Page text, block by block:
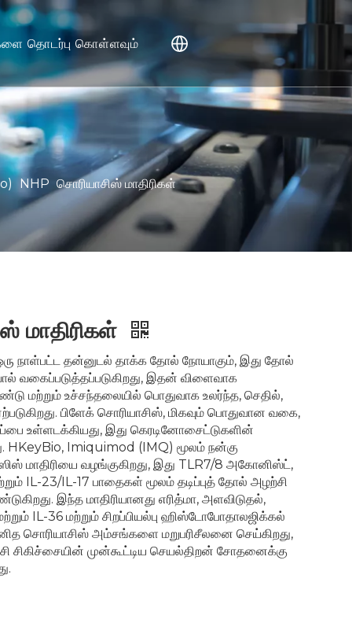
தொடர்பு கொள்ளவும்
NHP சொரியாசிஸ் மாதிரிகள்
மாதிரிகள்
நாள்பட்ட தன்னுடல் தாக்க தோல் நோயாகும், இது தோல்
வகைப்படுத்தப்படுகிறது, இதன் விளைவாக
மற்றும் உச்சந்தலையில் பொதுவாக உலர்ந்த, செதில்,
பிளேக் சொரியாசிஸ், மிகவும் பொதுவான வகை,
உள்ளடக்கியது, இது கெரடினோசைட்டுகளின்
HKeyBio, Imiquimod (IMQ) மூலம் நன்கு
மாதிரியை வழங்குகிறது, இது TLR7/8 அகோனிஸ்ட்,
IL-23/IL-17 பாதைகள் மூலம் தடிப்புத் தோல் அழற்சி
இந்த மாதிரியானது எரித்மா, அளவிடுதல்,
IL-36 மற்றும் சிறப்பியல்பு ஹிஸ்டோபோதாலஜிக்கல்
சொரியாசிஸ் அம்சங்களை மறுபரிசீலனை செய்கிறது,
சிகிச்சையின் முன்கூட்டிய செயல்திறன் சோதனைக்கு